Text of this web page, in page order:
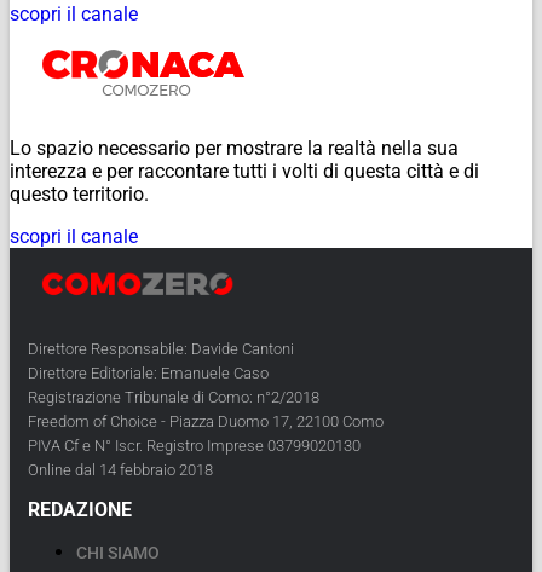
scopri il canale
Lo spazio necessario per mostrare la realtà nella sua
interezza e per raccontare tutti i volti di questa città e di
questo territorio.
scopri il canale
Direttore Responsabile: Davide Cantoni
Direttore Editoriale: Emanuele Caso
Registrazione Tribunale di Como: n°2/2018
Freedom of Choice - Piazza Duomo 17, 22100 Como
PIVA Cf e N° Iscr. Registro Imprese 03799020130
Online dal 14 febbraio 2018
REDAZIONE
CHI SIAMO